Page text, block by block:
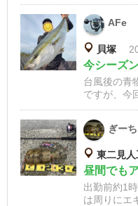
AFe
貝塚
今シーズ
台風後の青
ですが、今
ぎー
東二見人
昼間でも
出勤前約1
は周りにエ